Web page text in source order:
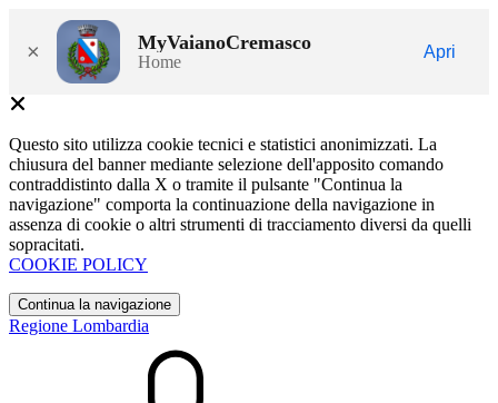
× MyVaianoCremasco
Home
Apri
Questo sito utilizza cookie tecnici e statistici anonimizzati. La
chiusura del banner mediante selezione dell'apposito comando
contraddistinto dalla X o tramite il pulsante "Continua la
navigazione" comporta la continuazione della navigazione in
assenza di cookie o altri strumenti di tracciamento diversi da quelli
sopracitati.
COOKIE POLICY
Continua la navigazione
Regione Lombardia